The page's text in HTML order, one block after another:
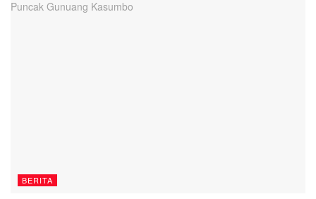
BERITA